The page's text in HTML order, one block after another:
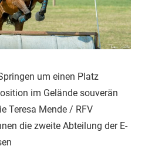
um einen Platz
im Gelände souverän
Teresa Mende / RFV
die zweite Abteilung der E-